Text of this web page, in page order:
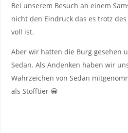
Bei unserem Besuch an einem
nicht den Eindruck das es trotz
voll ist.
Aber wir hatten die Burg gesehen
Sedan. Als Andenken haben wir
Wahrzeichen von Sedan
als Stofftier 😀